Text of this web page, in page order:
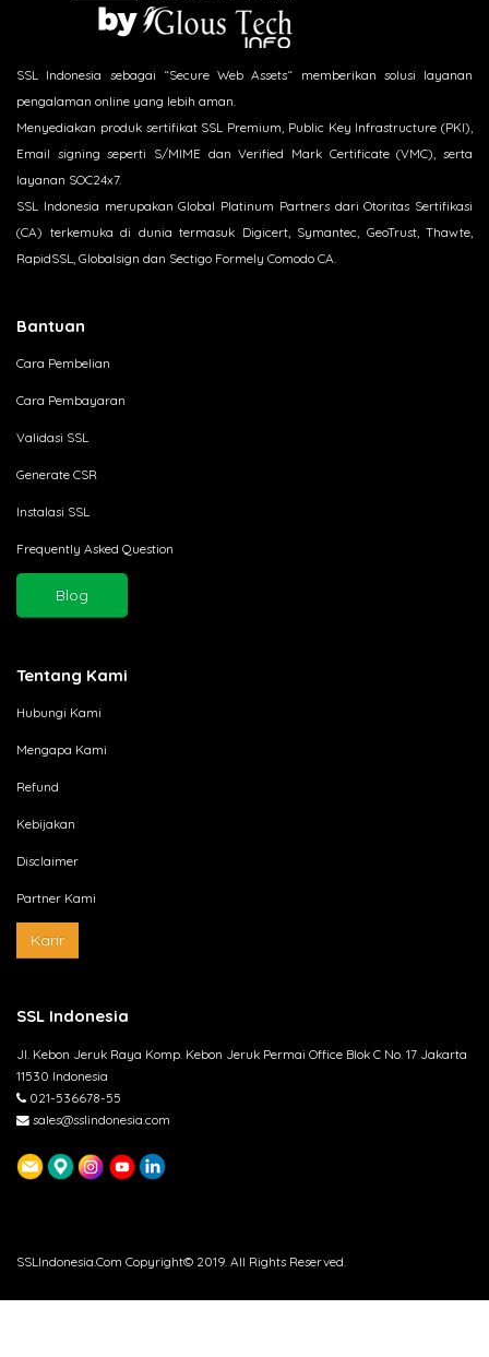
SSL Indonesia sebagai “Secure Web Assets“ memberikan solusi layanan
pengalaman online yang lebih aman.
Menyediakan produk sertifikat SSL Premium, Public Key Infrastructure (PKI),
Email signing seperti S/MIME dan Verified Mark Certificate (VMC), serta
layanan SOC24x7.
SSL Indonesia merupakan Global Platinum Partners dari Otoritas Sertifikasi
(CA) terkemuka di dunia termasuk Digicert, Symantec, GeoTrust, Thawte,
RapidSSL, Globalsign dan Sectigo Formely Comodo CA.
Bantuan
Cara Pembelian
Cara Pembayaran
Validasi SSL
Generate CSR
Instalasi SSL
Frequently Asked Question
Blog
Tentang Kami
Hubungi Kami
Mengapa Kami
Refund
Kebijakan
Disclaimer
Partner Kami
Karir
SSL Indonesia
Jl. Kebon Jeruk Raya Komp. Kebon Jeruk Permai Office Blok C No. 17 Jakarta
11530 Indonesia
021-536678-55
sales@sslindonesia.com
SSLIndonesia.Com Copyright© 2019. All Rights Reserved.